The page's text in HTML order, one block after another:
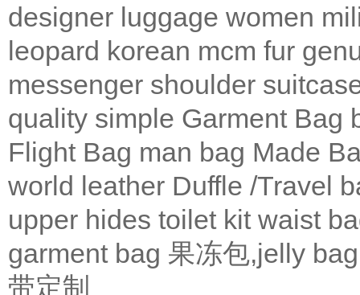
designer luggage women
leopard korean mcm fur
messenger shoulder
quality simple Garment Bag
Flight Bag man bag Made
world leather Duffle /Travel
upper hides toilet kit waist
garment bag 果冻包,jelly bag
带定制